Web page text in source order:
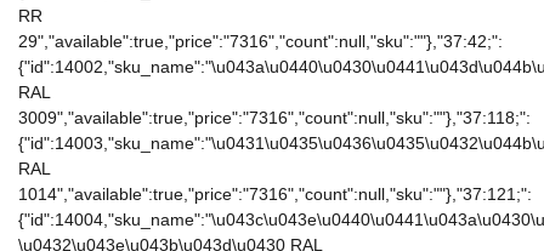
RR
29","available":true,"price":"7316","count":null,"sku":""},"37:42;":
RAL
3009","available":true,"price":"7316","count":null,"sku":""},"37:118;":
RAL
1014","available":true,"price":"7316","count":null,"sku":""},"37:121;":
\u0432\u043e\u043b\u043d\u0430 RAL